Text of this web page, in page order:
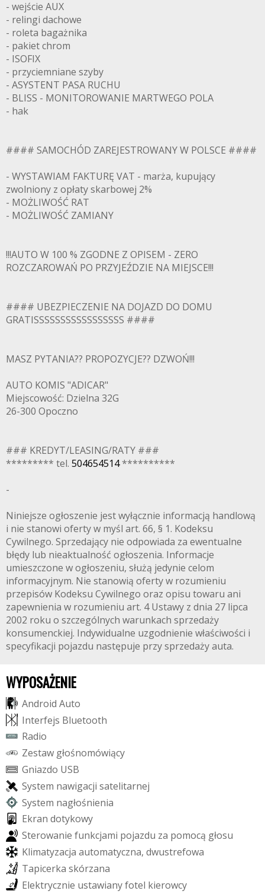
- wejście AUX
- relingi dachowe
- roleta bagażnika
- pakiet chrom
- ISOFIX
- przyciemniane szyby
- ASYSTENT PASA RUCHU
- BLISS - MONITOROWANIE MARTWEGO POLA
- hak
#### SAMOCHÓD ZAREJESTROWANY W POLSCE ####
- WYSTAWIAM FAKTURĘ VAT - marża, kupujący
zwolniony z opłaty skarbowej 2%
- MOŻLIWOŚĆ RAT
- MOŻLIWOŚĆ ZAMIANY
!!!AUTO W 100 % ZGODNE Z OPISEM - ZERO
ROZCZAROWAŃ PO PRZYJEŹDZIE NA MIEJSCE!!!
#### UBEZPIECZENIE NA DOJAZD DO DOMU
GRATISSSSSSSSSSSSSSSSS ####
MASZ PYTANIA?? PROPOZYCJE?? DZWOŃ!!!
AUTO KOMIS "ADICAR"
Miejscowość: Dzielna 32G
26-300 Opoczno
### KREDYT/LEASING/RATY ###
********* tel. 504654514**********
-
Niniejsze ogłoszenie jest wyłącznie informacją handlową
i nie stanowi oferty w myśl art. 66, § 1. Kodeksu
Cywilnego. Sprzedający nie odpowiada za ewentualne
błędy lub nieaktualność ogłoszenia. Informacje
umieszczone w ogłoszeniu, służą jedynie celom
informacyjnym. Nie stanowią oferty w rozumieniu
przepisów Kodeksu Cywilnego oraz opisu towaru ani
zapewnienia w rozumieniu art. 4 Ustawy z dnia 27 lipca
2002 roku o szczególnych warunkach sprzedaży
konsumenckiej. Indywidualne uzgodnienie właściwości i
specyfikacji pojazdu następuje przy sprzedaży auta.
WYPOSAŻENIE
Android Auto
Interfejs Bluetooth
Radio
Zestaw głośnomówiący
Gniazdo USB
System nawigacji satelitarnej
System nagłośnienia
Ekran dotykowy
Sterowanie funkcjami pojazdu za pomocą głosu
Klimatyzacja automatyczna, dwustrefowa
Tapicerka skórzana
Elektrycznie ustawianyfotel kierowcy